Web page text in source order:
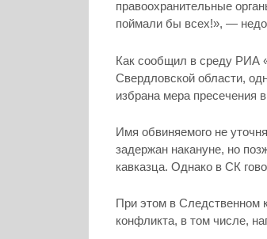
правоохранительные
поймали бы всех!», —
Как сообщил в среду РИА
Свердловской области,
избрана мера пресечения
Имя обвиняемого не
задержан накануне, но
кавказца. Однако в СК
При этом в Следственном
конфликта, в том числе,